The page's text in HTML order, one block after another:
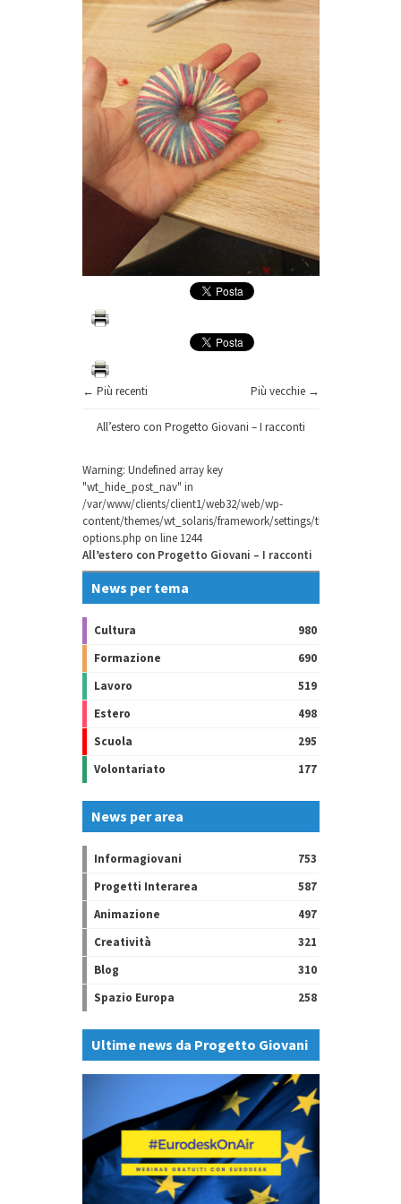
← Più recenti Più vecchie →
All’estero con Progetto Giovani – I racconti
Warning: Undefined array key
"wt_hide_post_nav" in
/var/www/clients/client1/web32/web/wp-
content/themes/wt_solaris/framework/settings/theme-
options.php on line 1244
All’estero con Progetto Giovani – I racconti
News per tema
Cultura
980
Formazione
690
Lavoro
519
Estero
498
Scuola
295
Volontariato
177
News per area
Informagiovani
753
Progetti Interarea
587
Animazione
497
Creatività
321
Blog
310
Spazio Europa
258
Ultime news da Progetto Giovani